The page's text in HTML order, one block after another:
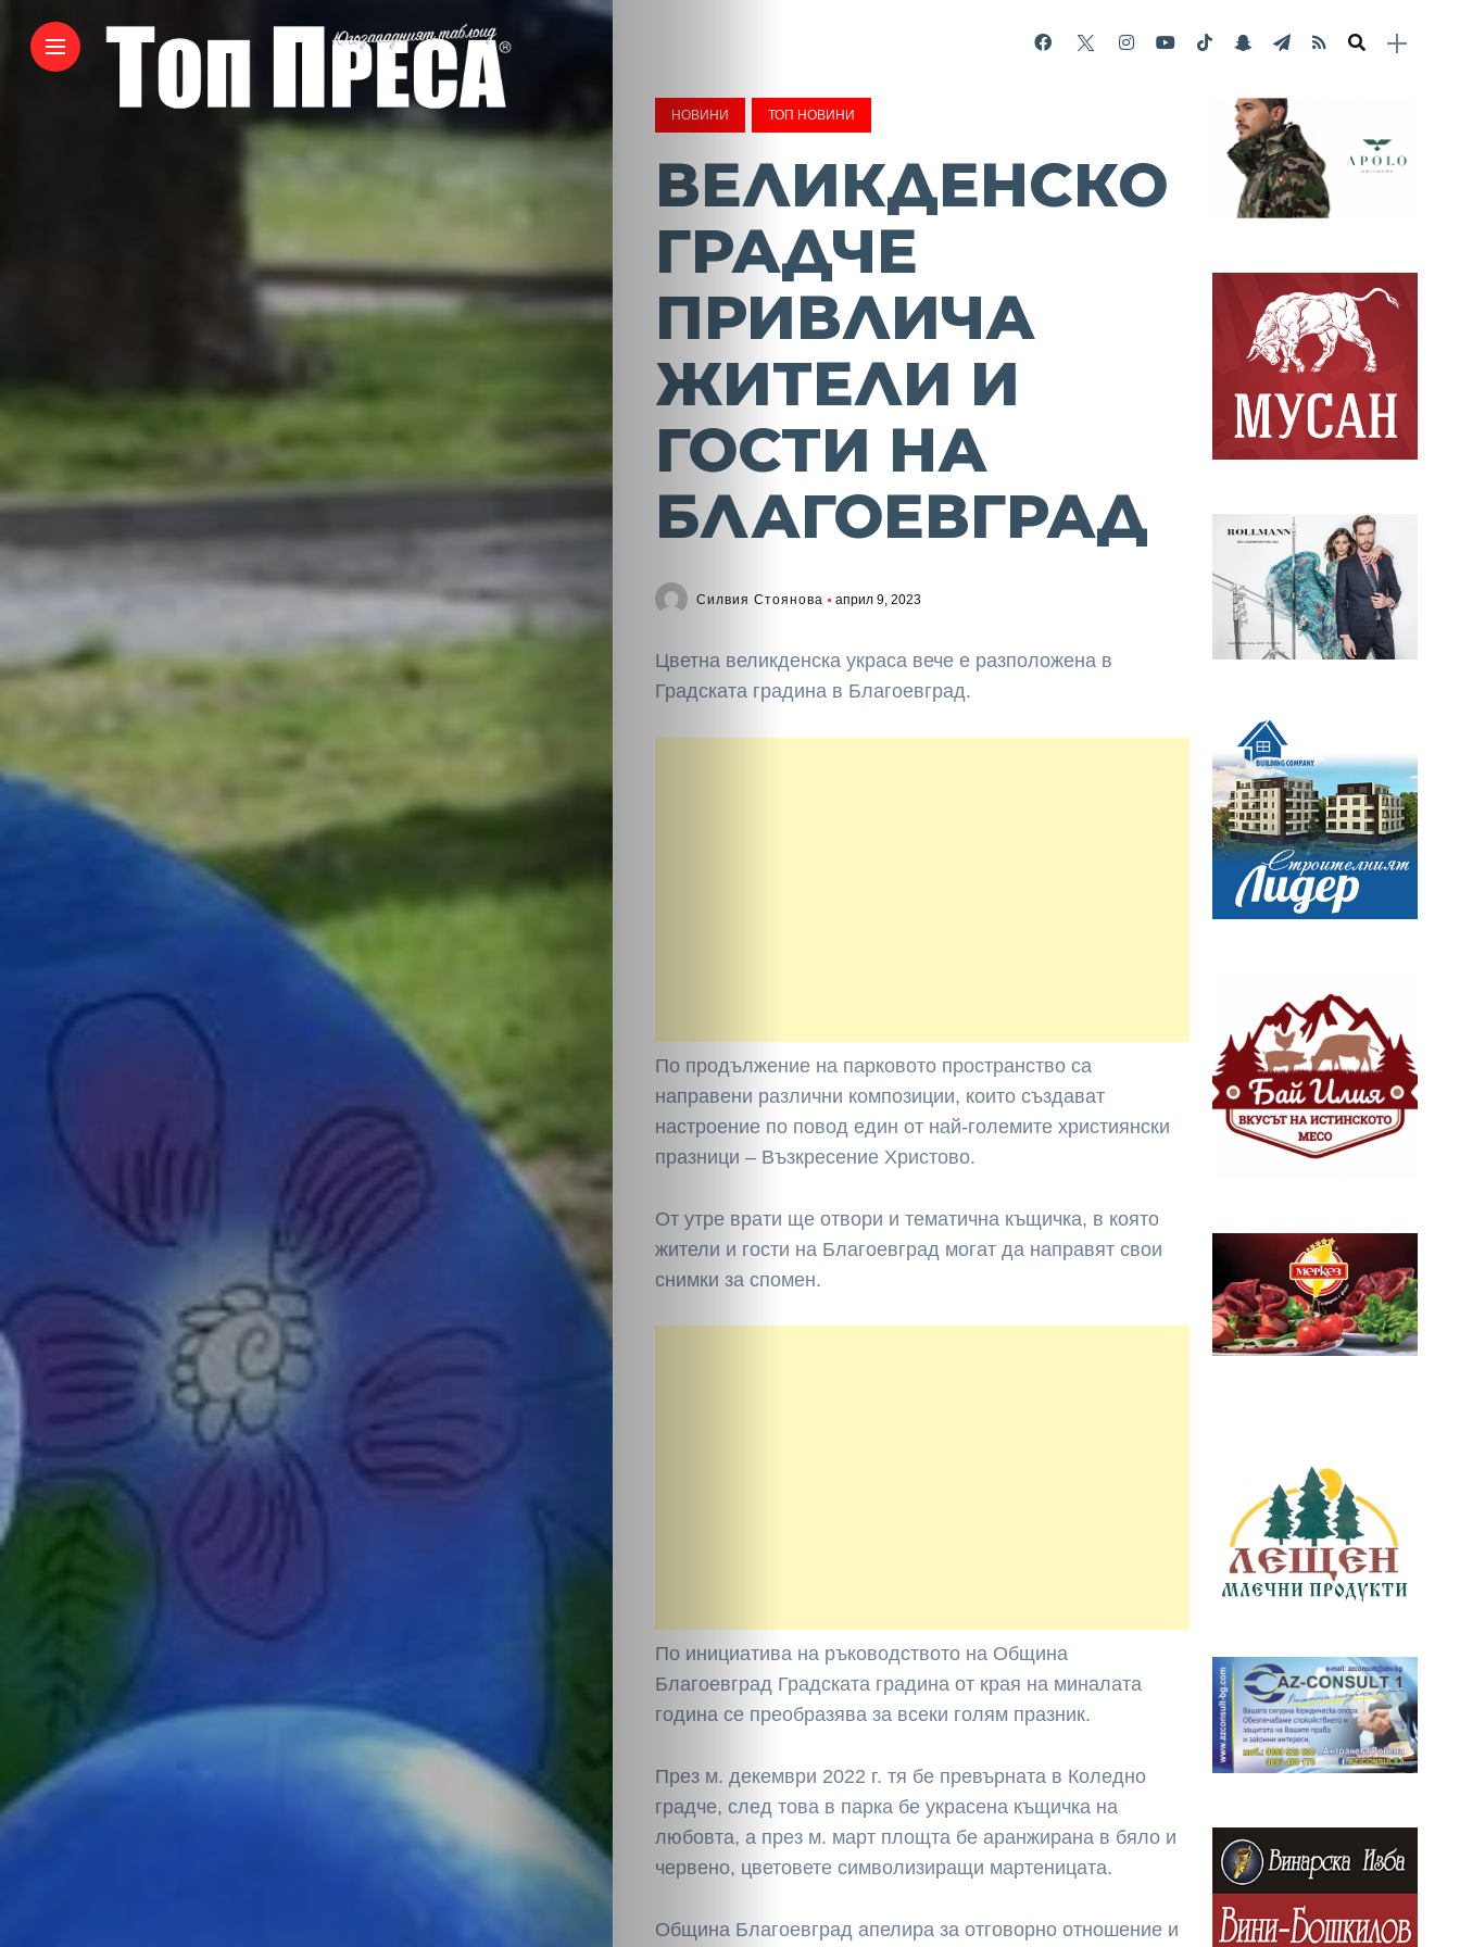
НАЧАЛО
Политика
Разследване
НОВИНИ ТОП НОВИНИ
ВЕЛИКДЕНСКО
ГРАДЧЕ
ПРИВЛИЧА
ЖИТЕЛИ И
ГОСТИ НА
БЛАГОЕВГРАД
Силвия Стоянова април 9, 2023
Цветна великденска украса вече е разположена в
Градската градина в Благоевград.
По продължение на парковото пространство са
направени различни композиции, които създават
настроение по повод един от най-големите християнски
празници – Възкресение Христово.
От утре врати ще отвори и тематична къщичка, в която
жители и гости на Благоевград могат да направят свои
снимки за спомен.
По инициатива на ръководството на Община
Благоевград Градската градина от края на миналата
година се преобразява за всеки голям празник.
През м. декември 2022 г. тя бе превърната в Коледно
градче, след това в парка бе украсена къщичка на
любовта, а през м. март площта бе аранжирана в бяло и
червено, цветовете символизиращи мартеницата.
Община Благоевград апелира за отговорно отношение и